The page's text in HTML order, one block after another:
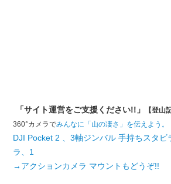
「サイト運営をご支援ください!!」
【登山
360°カメラでみんなに「山の凄さ」を伝えよう。
DJI Pocket 2 、3軸ジンバル 手持ちスタビ
ラ、1
→アクションカメラ マウントもどうぞ!!